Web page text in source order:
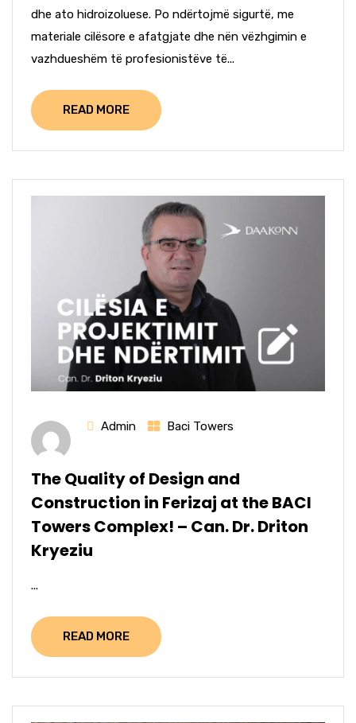
dhe ato hidroizoluese. Po ndërtojmë sigurtë, me
materiale cilësore e afatgjate dhe nën vëzhgimin e
vazhdueshëm të profesionistëve të...
READ MORE
Admin Baci Towers
The Quality of Design and
Construction in Ferizaj at the BACI
Towers Complex! – Can. Dr. Driton
Kryeziu
...
READ MORE